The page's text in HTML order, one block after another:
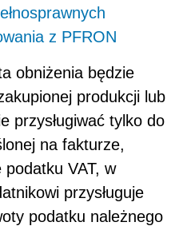
z PFRON
obniżenia będzie
produkcji lub
przysługiwać tylko do
na fakturze,
VAT, w
przysługuje
podatku należnego